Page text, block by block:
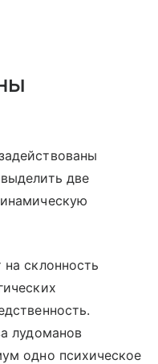
две
склонность
лудоманов
одно психическое